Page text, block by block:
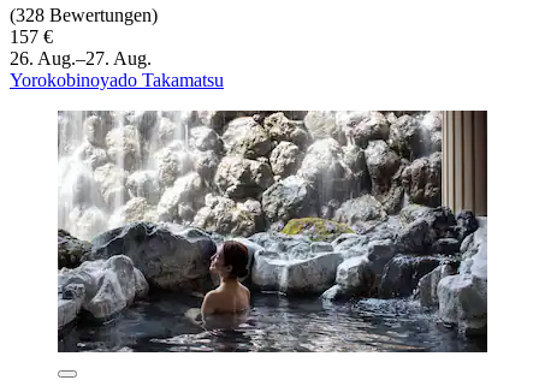
(328 Bewertungen)
157 €
26. Aug.–27. Aug.
Yorokobinoyado Takamatsu